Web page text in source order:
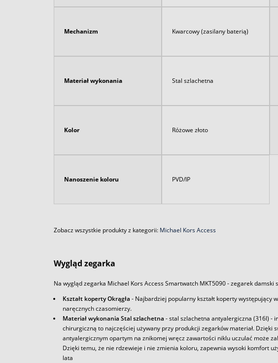
Mechanizm Kwarcowy (zasilany baterią)
Materiał wykonania Stal szlachetna
Kolor Różowe złoto
Nanoszenie koloru PVD/IP
Zobacz wszystkie produkty z kategorii: Michael Kors Access
Wygląd zegarka
Na wygląd zegarka Michael Kors Access Smartwatch MKT5090 - zegarek damski
Kształt koperty Okrągła - Najbardziej popularny kształt koperty występujący
naręcznych czasomierzy.
Materiał wykonania Stal szlachetna - stal szlachetna antyalergiczna (316l) -
chirurgiczną to najczęściej używany przy produkcji zegarków materiał. Dzięki
antyalergicznym opartym na znikomej wręcz zawartości niklu uczulać może
Dzięki temu, że nie rdzewieje i nie zmienia koloru, zapewnia wysoki komfort
lata